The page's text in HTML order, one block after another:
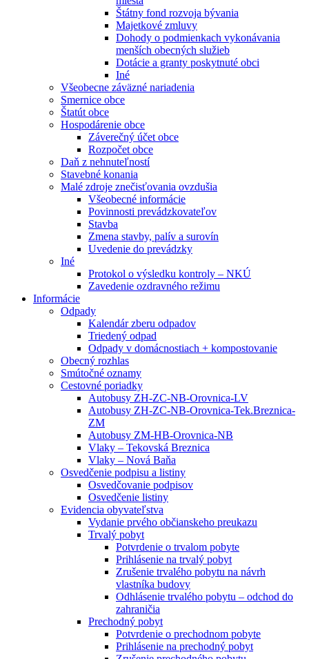
Štátny fond rozvoja bývania
Majetkové zmluvy
Dohody o podmienkach vykonávania
menších obecných služieb
Dotácie a granty poskytnuté obci
Iné
Všeobecne záväzné nariadenia
Smernice obce
Štatút obce
Hospodárenie obce
Záverečný účet obce
Rozpočet obce
Daň z nehnuteľností
Stavebné konania
Malé zdroje znečisťovania ovzdušia
Všeobecné informácie
Povinnosti prevádzkovateľov
Stavba
Zmena stavby, palív a surovín
Uvedenie do prevádzky
Iné
Protokol o výsledku kontroly – NKÚ
Zavedenie ozdravného režimu
Informácie
Odpady
Kalendár zberu odpadov
Triedený odpad
Odpady v domácnostiach + kompostovanie
Obecný rozhlas
Smútočné oznamy
Cestovné poriadky
Autobusy ZH-ZC-NB-Orovnica-LV
Autobusy ZH-ZC-NB-Orovnica-Tek.Breznica-
ZM
Autobusy ZM-HB-Orovnica-NB
Vlaky – Tekovská Breznica
Vlaky – Nová Baňa
Osvedčenie podpisu a listiny
Osvedčovanie podpisov
Osvedčenie listiny
Evidencia obyvateľstva
Vydanie prvého občianskeho preukazu
Trvalý pobyt
Potvrdenie o trvalom pobyte
Prihlásenie na trvalý pobyt
Zrušenie trvalého pobytu na návrh
vlastníka budovy
Odhlásenie trvalého pobytu – odchod do
zahraničia
Prechodný pobyt
Potvrdenie o prechodnom pobyte
Prihlásenie na prechodný pobyt